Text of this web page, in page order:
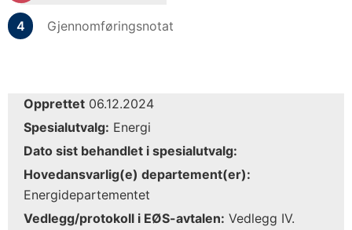
Gjennomføringsnotat
Opprettet 06.12.2024
Spesialutvalg: Energi
Dato sist behandlet i spesialutvalg:
Hovedansvarlig(e) departement(er):
Energidepartementet
Vedlegg/protokoll i EØS-avtalen: Vedlegg IV.